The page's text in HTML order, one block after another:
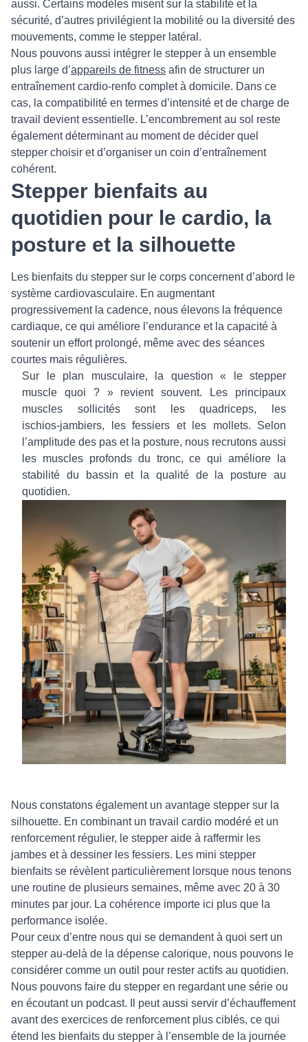
aussi. Certains modèles misent sur la stabilité et la
sécurité, d’autres privilégient la mobilité ou la diversité des
mouvements, comme le stepper latéral.
Nous pouvons aussi intégrer le stepper à un ensemble
plus large d’appareils de fitness afin de structurer un
entraînement cardio‑renfo complet à domicile. Dans ce
cas, la compatibilité en termes d’intensité et de charge de
travail devient essentielle. L’encombrement au sol reste
également déterminant au moment de décider quel
stepper choisir et d’organiser un coin d’entraînement
cohérent.
Stepper bienfaits au
quotidien pour le cardio, la
posture et la silhouette
Les bienfaits du stepper sur le corps concernent d’abord le
système cardiovasculaire. En augmentant
progressivement la cadence, nous élevons la fréquence
cardiaque, ce qui améliore l’endurance et la capacité à
soutenir un effort prolongé, même avec des séances
courtes mais régulières.
Sur le plan musculaire, la question « le stepper
muscle quoi ? » revient souvent. Les principaux
muscles sollicités sont les quadriceps, les
ischios‑jambiers, les fessiers et les mollets. Selon
l’amplitude des pas et la posture, nous recrutons aussi
les muscles profonds du tronc, ce qui améliore la
stabilité du bassin et la qualité de la posture au
quotidien.
Nous constatons également un avantage stepper sur la
silhouette. En combinant un travail cardio modéré et un
renforcement régulier, le stepper aide à raffermir les
jambes et à dessiner les fessiers. Les mini stepper
bienfaits se révèlent particulièrement lorsque nous tenons
une routine de plusieurs semaines, même avec 20 à 30
minutes par jour. La cohérence importe ici plus que la
performance isolée.
Pour ceux d’entre nous qui se demandent à quoi sert un
stepper au‑delà de la dépense calorique, nous pouvons le
considérer comme un outil pour rester actifs au quotidien.
Nous pouvons faire du stepper en regardant une série ou
en écoutant un podcast. Il peut aussi servir d’échauffement
avant des exercices de renforcement plus ciblés, ce qui
étend les bienfaits du stepper à l’ensemble de la journée